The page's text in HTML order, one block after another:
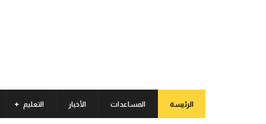
الرئيسة المساعدات الأخبار التعليم